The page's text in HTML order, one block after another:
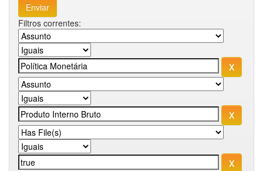
Filtros correntes: